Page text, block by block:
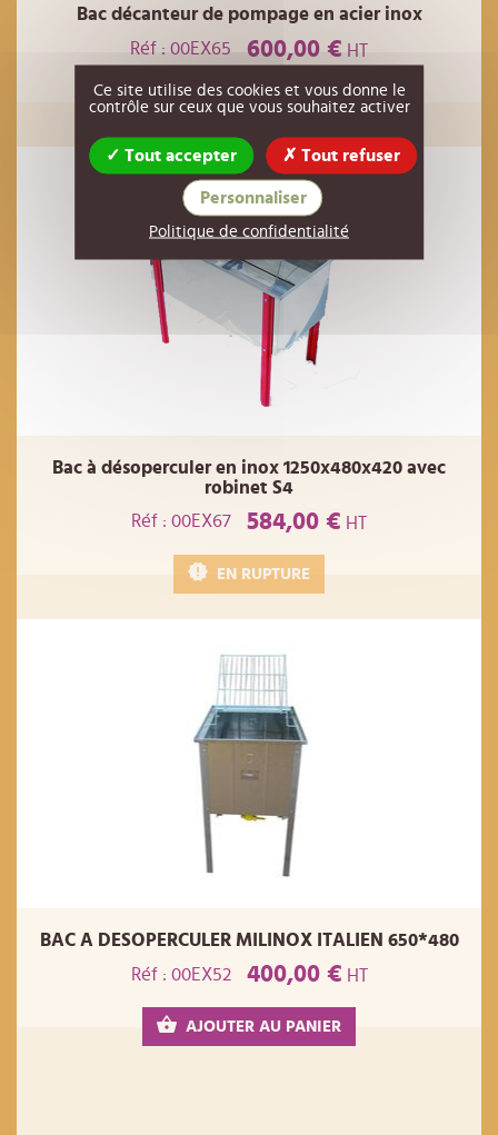
Bac décanteur de pompage en acier inox
Réf : 00EX65
600,00 € HT
AJOUTER AU PANIER
Bac à désoperculer en inox 1250x480x420 avec
robinet S4
Réf : 00EX67
584,00 € HT
EN RUPTURE
BAC A DESOPERCULER MILINOX ITALIEN 650*480
Réf : 00EX52
400,00 € HT
AJOUTER AU PANIER
Ce site utilise des cookies et vous donne le
contrôle sur ceux que vous souhaitez activer
Tout accepter Tout refuser
Personnaliser
Politique de confidentialité